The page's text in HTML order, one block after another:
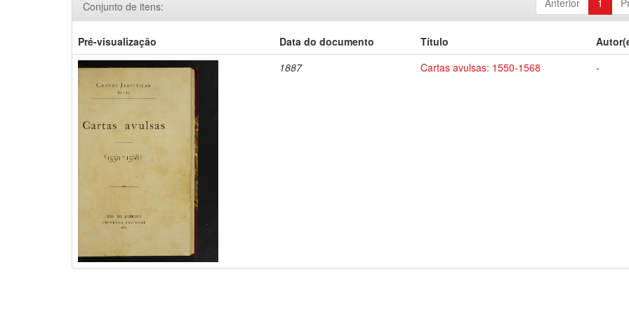
Anterior 1
Conjunto de itens:
Pré-visualização Data do documento Título
1887
Cartas avulsas: 1550-1568 -